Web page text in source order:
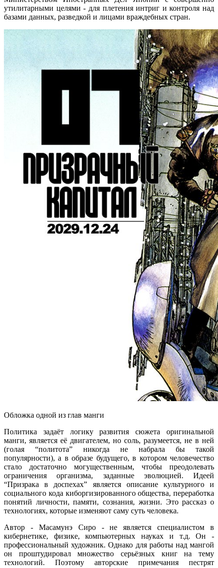
утилитарными целями - для плетения интриг и контроля над
базами данных, разведкой и лицами враждебных стран.
Обложка одной из глав манги
Политика задаёт логику развития сюжета оригинальной
манги, является её двигателем, но соль, разумеется, не в ней
(голая “политота” никогда не набрала бы такой
популярности), а в образе будущего, в котором человечество
стало достаточно могущественным, чтобы преодолевать
ограничения организма, заданные эволюцией. Идеей
“Призрака в доспехах” является описание культурного и
социального кода киборгизированного общества, переработка
понятий личности, памяти, сознания, жизни. Это рассказ о
технологиях, которые изменяют саму суть человека.
Автор - Масамунэ Сиро - не является специалистом в
кибернетике, физике, компьютерных науках и т.д. Он -
профессиональный художник. Однако для работы над мангой
он проштудировал множество серьёзных книг на тему
технологий. Поэтому авторские примечания пестрят